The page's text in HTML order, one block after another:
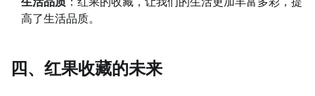
高了生活品质。
四、红果收藏的未来